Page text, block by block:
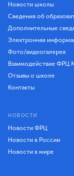
Новости школы
Сведения об
Дополнительные
Электронная
Фото/видеогалерея
Взаимодействие ФРЦ
Отзывы о школе
Контакты
НОВОСТИ
Новости ФРЦ
Новости в России
Новости в мире